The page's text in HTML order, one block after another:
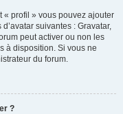
« profil » vous pouvez ajouter
suivantes : Gravatar,
peut activer ou non les
à disposition. Si vous ne
du forum.
?